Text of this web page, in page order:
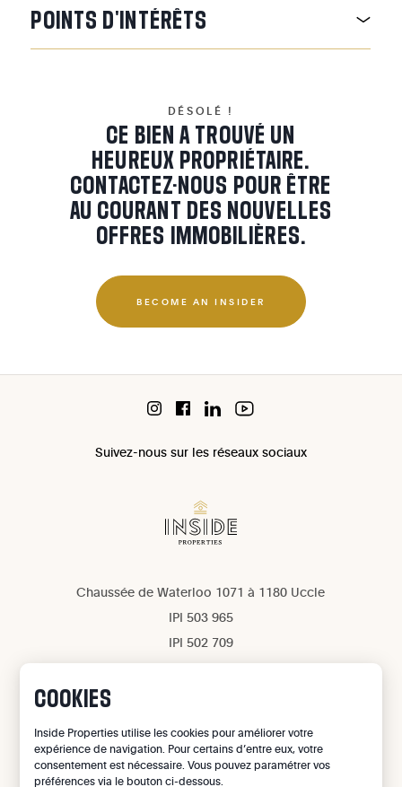
POINTS D'INTÉRÊTS
DÉSOLÉ !
CE BIEN A TROUVÉ UN
HEUREUX PROPRIÉTAIRE.
CONTACTEZ-NOUS POUR ÊTRE
AU COURANT DES NOUVELLES
OFFRES IMMOBILIÈRES.
BECOME AN INSIDER
Chaussée de Waterloo 1071 à 1180 Uccle
IPI 503 965
IPI 502 709
Suivez-nous sur les réseaux sociaux
Confidentialité
©2026Inside Properties - All rights reserved
COOKIES
Inside Properties utilise les cookies pour améliorer votre
expérience de navigation. Pour certains d’entre eux, votre
consentement est nécessaire. Vous pouvez paramétrer vos
préférences via le bouton ci-dessous.